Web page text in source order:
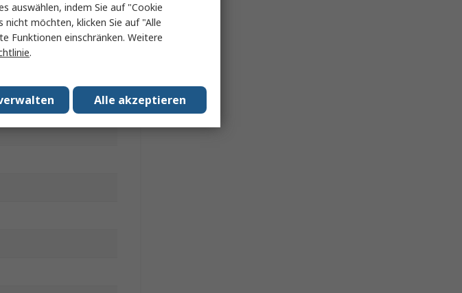
auswählen, indem Sie auf "Cookie
nicht möchten, klicken Sie auf "Alle
Funktionen einschränken. Weitere
.
Alle akzeptieren